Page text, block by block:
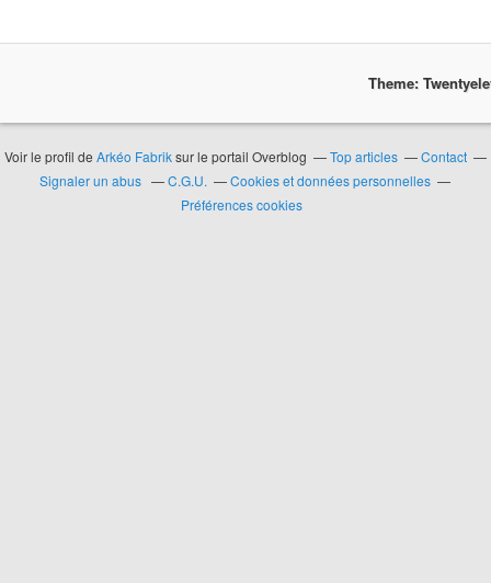
Theme:
Voir le profil de Arkéo Fabriksur le portail Overblog Top articles
Contact
Signaler un abus
C.G.U.
Cookies et données personnelles
Préférences cookies